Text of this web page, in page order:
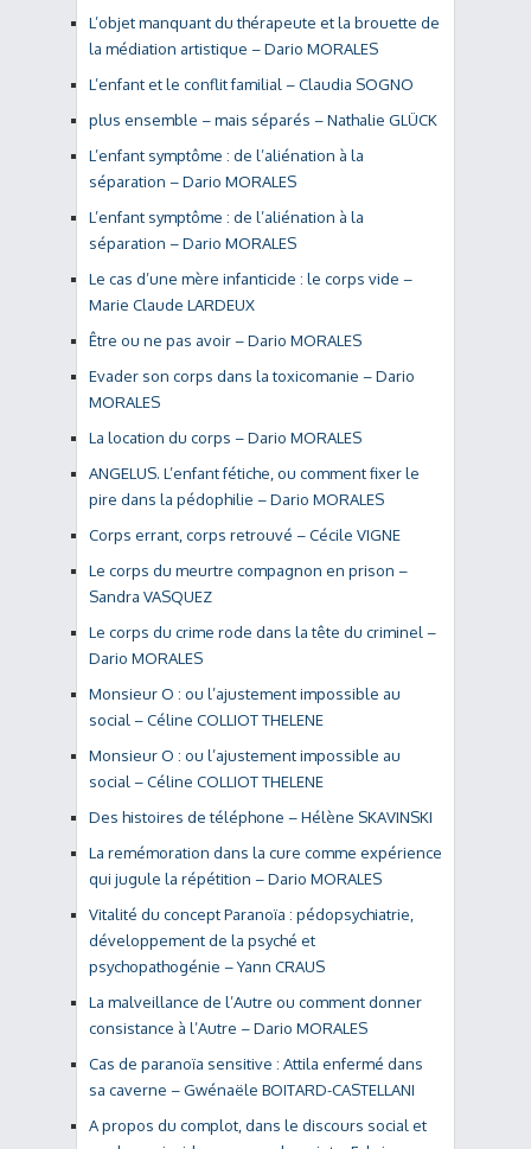
L’objet manquant du thérapeute et la brouette de
la médiation artistique – Dario MORALES
L’enfant et le conflit familial – Claudia SOGNO
plus ensemble – mais séparés – Nathalie GLÜCK
L’enfant symptôme : de l’aliénation à la
séparation – Dario MORALES
L’enfant symptôme : de l’aliénation à la
séparation – Dario MORALES
Le cas d’une mère infanticide : le corps vide –
Marie Claude LARDEUX
Être ou ne pas avoir – Dario MORALES
Evader son corps dans la toxicomanie – Dario
MORALES
La location du corps – Dario MORALES
ANGELUS. L’enfant fétiche, ou comment fixer le
pire dans la pédophilie – Dario MORALES
Corps errant, corps retrouvé – Cécile VIGNE
Le corps du meurtre compagnon en prison –
Sandra VASQUEZ
Le corps du crime rode dans la tête du criminel –
Dario MORALES
Monsieur O : ou l’ajustement impossible au
social – Céline COLLIOT THELENE
Monsieur O : ou l’ajustement impossible au
social – Céline COLLIOT THELENE
Des histoires de téléphone – Hélène SKAVINSKI
La remémoration dans la cure comme expérience
qui jugule la répétition – Dario MORALES
Vitalité du concept Paranoïa : pédopsychiatrie,
développement de la psyché et
psychopathogénie – Yann CRAUS
La malveillance de l’Autre ou comment donner
consistance à l’Autre – Dario MORALES
Cas de paranoïa sensitive : Attila enfermé dans
sa caverne – Gwénaële BOITARD-CASTELLANI
A propos du complot, dans le discours social et